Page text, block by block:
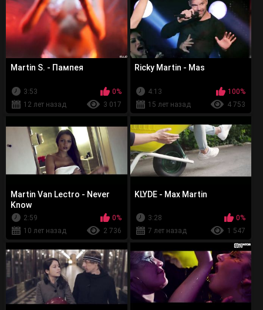
Martin S. - Пампея
3:53
0%
12 лет назад
3 017
Ricky Martin - Mas
4:13
100%
15 лет назад
4 753
Martin Van Lectro - Never
Know
2:59
0%
10 лет назад
2 736
KLYDE - Max Martin
3:28
0%
7 лет назад
1 547